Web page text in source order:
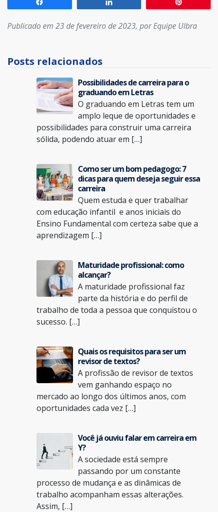
Publicado em 23 de fevereiro de 2023, por Equipe Ulbra
Posts relacionados
Possibilidades de carreira para o
graduando em Letras
O graduando em Letras tem um
amplo leque de oportunidades e
possibilidades para construir uma carreira
sólida, podendo atuar em […]
Como ser um bom pedagogo: 7
dicas para quem deseja seguir essa
carreira
Quem estuda e quer trabalhar
com educação infantil e anos iniciais do
Ensino Fundamental com certeza sabe que a
aprendizagem […]
Maturidade profissional: como
alcançar?
A maturidade profissional faz
parte da história e do perfil de
trabalho de toda a pessoa que conquistou o
sucesso. […]
Quais os requisitos para ser um
revisor de textos?
A profissão de revisor de textos
vem ganhando espaço no
mercado ao longo dos últimos anos, com
oportunidades cada vez […]
Você já ouviu falar em carreira em
Y?
A sociedade está sempre
passando por um constante
processo de mudança e as dinâmicas de
trabalho acompanham essas alterações.
Assim, […]